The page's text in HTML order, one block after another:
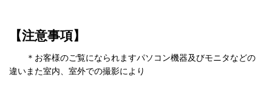
【注意事項】
＊お客様のご覧になられますパソコン機器及びモニタなどの
違いまた室内、室外での撮影により